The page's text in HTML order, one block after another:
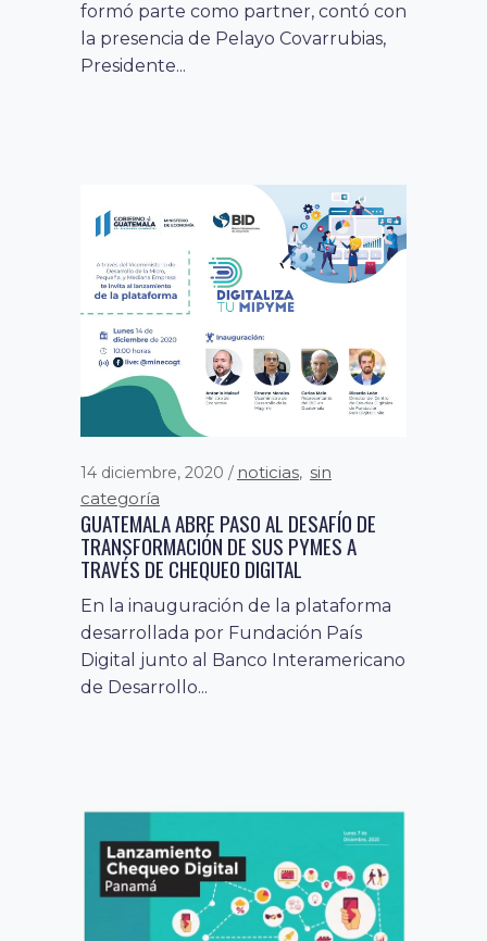
formó parte como partner, contó con
la presencia de Pelayo Covarrubias,
Presidente...
14 diciembre, 2020 noticias, sin
categoría
GUATEMALA ABRE PASO AL DESAFÍO DE
TRANSFORMACIÓN DE SUS PYMES A
TRAVÉS DE CHEQUEO DIGITAL
En la inauguración de la plataforma
desarrollada por Fundación País
Digital junto al Banco Interamericano
de Desarrollo...
La segunda jornada del evento
estuvo marcada por la participación
del presidente Sebastián Piñera
3 septiembre, 2019 fomento a la
economía digital
SUMMIT PAÍS DIGITAL 2019: «NOS
ESTAMOS QUEDANDO ATRÁS EN MATERIA
DE DIGITALIZACIÓN Y ESO AFECTA A TODA
LA SOCIEDAD»
Durante la primera jornada del
evento, Pelayo Covarrubias,
presidente de País Digital, destacó la